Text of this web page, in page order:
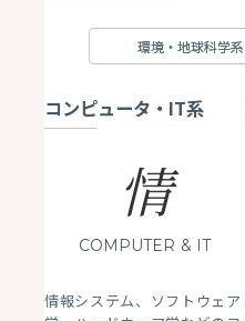
環境・地球科学系
コンピュータ・IT系
情
COMPUTER & IT
情報システム、ソフトウェア